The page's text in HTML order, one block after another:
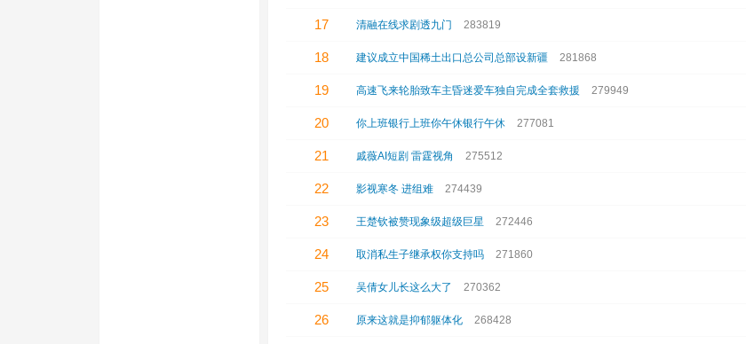
17 清融在线求剧透九门 283819
18 建议成立中国稀土出口总公司总部设新疆 281868
19 高速飞来轮胎致车主昏迷爱车独自完成全套救援 279949
20 你上班银行上班你午休银行午休 277081
21 戚薇AI短剧 雷霆视角 275512
22 影视寒冬 进组难 274439
23 王楚钦被赞现象级超级巨星 272446
24 取消私生子继承权你支持吗 271860
25 吴倩女儿长这么大了 270362
26 原来这就是抑郁躯体化 268428